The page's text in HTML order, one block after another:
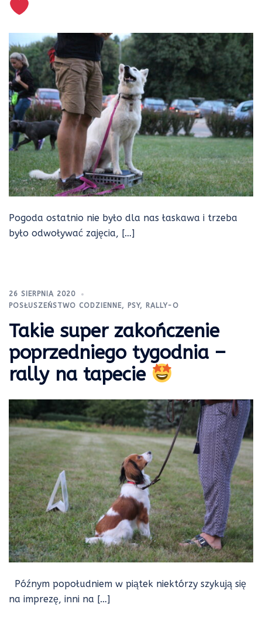
Pogoda ostatnio nie było dla nas łaskawa i trzeba
było odwoływać zajęcia, […]
26 SIERPNIA 2020
POSŁUSZEŃSTWO CODZIENNE, PSY, RALLY-O
Takie super zakończenie
poprzedniego tygodnia –
rally na tapecie
Późnym popołudniem w piątek niektórzy szykują się
na imprezę, inni na […]